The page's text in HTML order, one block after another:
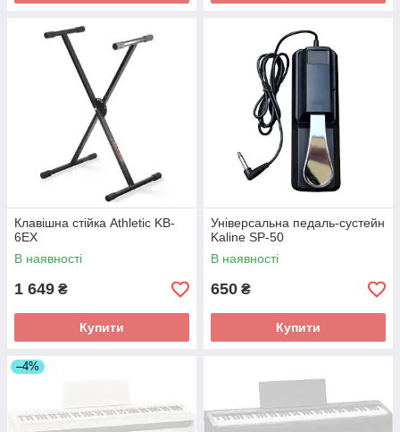
Клавішна стійка Athletic KB-
6EX
В наявності
1 649 ₴
Купити
Універсальна педаль-сустейн
Kaline SP-50
В наявності
650 ₴
Купити
–4%